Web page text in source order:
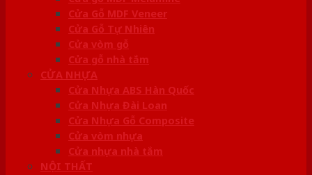
Cửa Gỗ MDF Veneer
Cửa Gỗ Tự Nhiên
Cửa vòm gỗ
Cửa gỗ nhà tắm
CỬA NHỰA
Cửa Nhựa ABS Hàn Quốc
Cửa Nhựa Đài Loan
Cửa Nhựa Gỗ Composite
Cửa vòm nhựa
Cửa nhựa nhà tắm
NỘI THẤT